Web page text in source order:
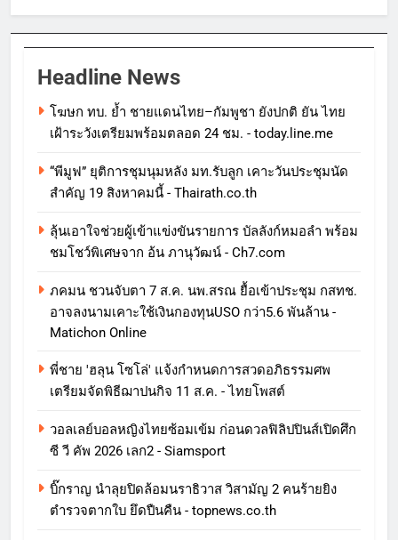
Headline News
โฆษก ทบ. ย้ำ ชายแดนไทย–กัมพูชา ยังปกติ ยัน ไทย
เฝ้าระวังเตรียมพร้อมตลอด 24 ชม. - today.line.me
“พีมูฟ” ยุติการชุมนุมหลัง มท.รับลูก เคาะวันประชุมนัด
สำคัญ 19 สิงหาคมนี้ - Thairath.co.th
ลุ้นเอาใจช่วยผู้เข้าแข่งขันรายการ บัลลังก์หมอลำ พร้อม
ชมโชว์พิเศษจาก อ้น ภานุวัฒน์ - Ch7.com
ภคมน ชวนจับตา 7 ส.ค. นพ.สรณ ยื้อเข้าประชุม กสทช.
อาจลงนามเคาะใช้เงินกองทุนUSO กว่า5.6 พันล้าน -
Matichon Online
พี่ชาย 'ฮลุน โซโล่' แจ้งกำหนดการสวดอภิธรรมศพ
เตรียมจัดพิธีฌาปนกิจ 11 ส.ค. - ไทยโพสต์
วอลเลย์บอลหญิงไทยซ้อมเข้ม ก่อนดวลฟิลิปปินส์เปิดศึก
ซี วี คัพ 2026 เลก2 - Siamsport
บิ๊กราญ นำลุยปิดล้อมนราธิวาส วิสามัญ 2 คนร้ายยิง
ตำรวจตากใบ ยึดปืนคืน - topnews.co.th